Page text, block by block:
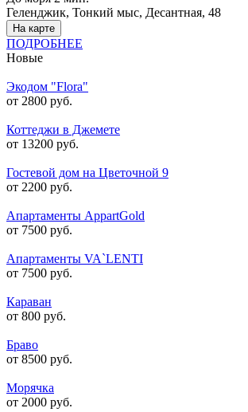
Геленджик, Тонкий мыс, Десантная, 48
На карте
ПОДРОБНЕЕ
Новые
Экодом "Flora"
от 2800 руб.
Коттеджи в Джемете
от 13200 руб.
Гостевой дом на Цветочной 9
от 2200 руб.
Апартаменты AppartGold
от 7500 руб.
Апартаменты VA`LENTI
от 7500 руб.
Караван
от 800 руб.
Браво
от 8500 руб.
Морячка
от 2000 руб.